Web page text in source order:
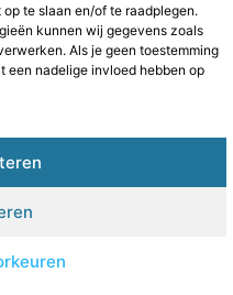
te slaan en/of te raadplegen.
kunnen wij gegevens zoals
Als je geen toestemming
een nadelige invloed hebben op